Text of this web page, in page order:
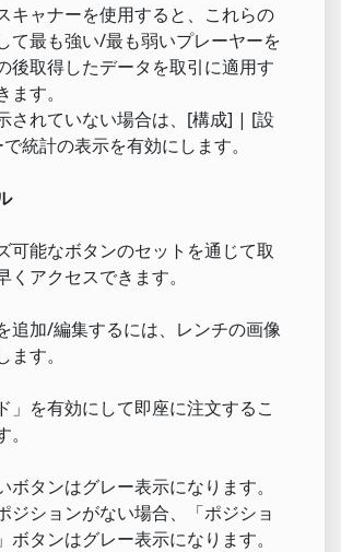
キャナーを使用すると、これらの
て最も強い/最も弱いプレーヤーを
後取得したデータを取引に適用す
す。
されていない場合は、[構成] | [設
統計の表示を有効にします。
可能なボタンのセットを通じて取
くアクセスできます。
追加/編集するには、レンチの画像
す。
」を有効にして即座に注文するこ
ボタンはグレー表示になります。
ジションがない場合、「ポジショ
ボタンはグレー表示になります。